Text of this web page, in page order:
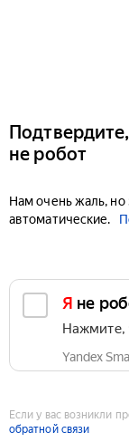
не робот
Нам очень жаль, но
автоматические.
Я не
Нажмите,
Yandex
Если у вас возникли
обратной связи